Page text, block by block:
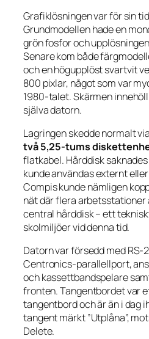
Grafiklösningen var för sin
Grundmodellen hade en
grön fosfor och
Senare kom både
och en högupplöst svartvit
800 pixlar, något som var
1980-talet. Skärmen
själva datorn.
Lagringen skedde normalt
två 5,25-tums
flatkabel. Hårddisk
kunde användas externt
Compis kunde nämligen
nät där flera arbetsstationer
central hårddisk – ett
skolmiljöer vid denna tid.
Datorn var försedd med
Centronics-parallellport,
och kassettbandspelare
fronten. Tangentbordet var
tangentbord och är än i dag
tangent märkt ”Utplåna”,
Delete.